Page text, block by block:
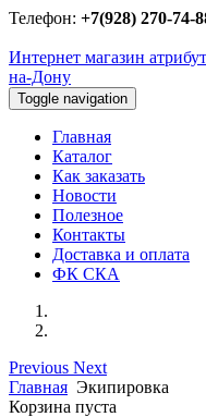
Телефон: +7(928) 270-74-
Интернет магазин
на-Дону
Toggle navigation
Главная
Каталог
Как заказать
Новости
Полезное
Контакты
Доставка и оплата
ФК СКА
Previous Next
Главная Экипировка
Корзина пуста